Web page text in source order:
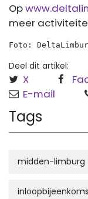
Op
meer
Foto:
Deel dit artikel:
X
E-mail
Tags
midden-limburg